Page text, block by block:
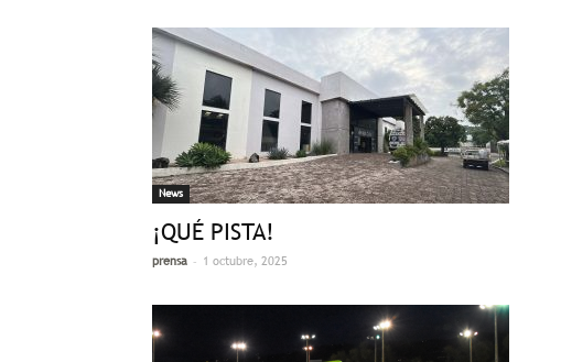
News
¡QUÉ PISTA!
prensa - 1 octubre, 2025